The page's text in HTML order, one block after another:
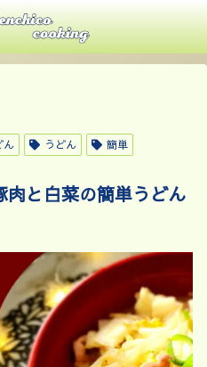
ん うどん 簡単
と白菜の簡単うどん